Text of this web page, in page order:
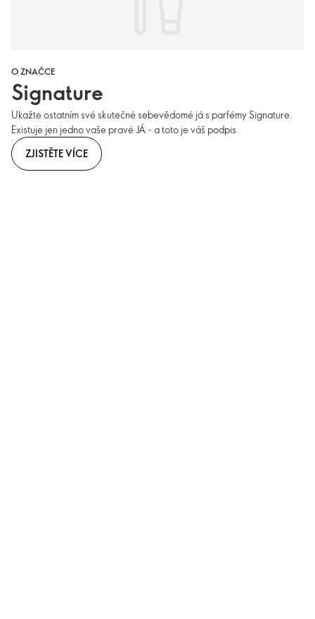
O ZNAČCE
Signature
Ukažte ostatním své skutečné sebevědomé já s parfémy Signature.
Existuje jen jedno vaše pravé JÁ - a toto je váš podpis.
ZJISTĚTE VÍCE